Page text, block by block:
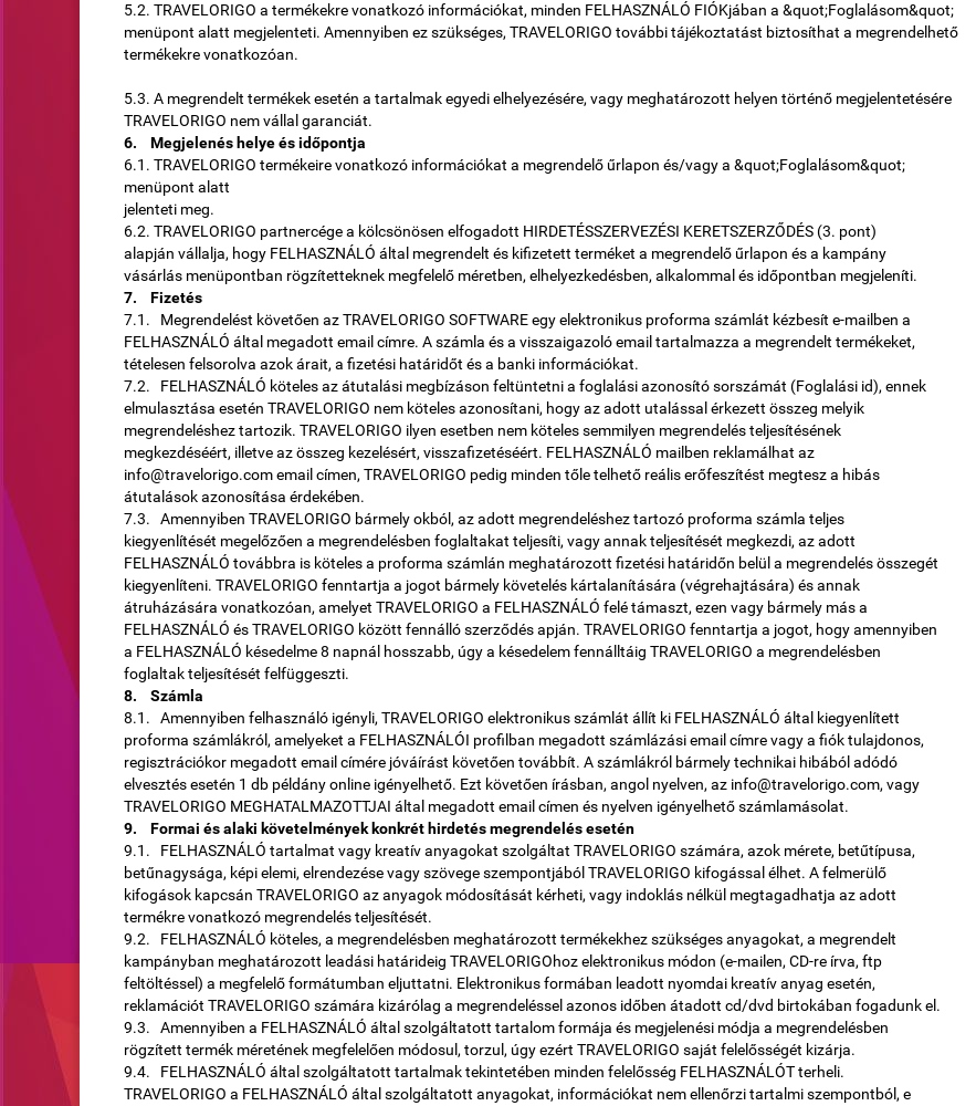
5.2. TRAVELORIGO a termékekre vonatkozó információkat, minden FELHASZNÁLÓ FIÓKjában a &quot;Foglalásom&quot;
menüpont alatt megjelenteti. Amennyiben ez szükséges, TRAVELORIGO további tájékoztatást biztosíthat a megrendelhető
termékekre vonatkozóan.
5.3. A megrendelt termékek esetén a tartalmak egyedi elhelyezésére, vagy meghatározott helyen történő megjelentetésére
TRAVELORIGO nem vállal garanciát.
6. Megjelenés helye és időpontja
6.1. TRAVELORIGO termékeire vonatkozó információkat a megrendelő űrlapon és/vagy a &quot;Foglalásom&quot;
menüpont alatt
jelenteti meg.
6.2. TRAVELORIGO partnercége a kölcsönösen elfogadott HIRDETÉSSZERVEZÉSI KERETSZERZŐDÉS (3. pont)
alapján vállalja, hogy FELHASZNÁLÓ által megrendelt és kifizetett terméket a megrendelő űrlapon és a kampány
vásárlás menüpontban rögzítetteknek megfelelő méretben, elhelyezkedésben, alkalommal és időpontban megjeleníti.
7. Fizetés
7.1. Megrendelést követően az TRAVELORIGO SOFTWARE egy elektronikus proforma számlát kézbesít e-mailben a
FELHASZNÁLÓ által megadott email címre. A számla és a visszaigazoló email tartalmazza a megrendelt termékeket,
tételesen felsorolva azok árait, a fizetési határidőt és a banki információkat.
7.2. FELHASZNÁLÓ köteles az átutalási megbízáson feltüntetni a foglalási azonosító sorszámát (Foglalási id), ennek
elmulasztása esetén TRAVELORIGO nem köteles azonosítani, hogy az adott utalással érkezett összeg melyik
megrendeléshez tartozik. TRAVELORIGO ilyen esetben nem köteles semmilyen megrendelés teljesítésének
megkezdéséért, illetve az összeg kezelésért, visszafizetéséért. FELHASZNÁLÓ mailben reklamálhat az
info@travelorigo.com email címen, TRAVELORIGO pedig minden tőle telhető reális erőfeszítést megtesz a hibás
átutalások azonosítása érdekében.
7.3. Amennyiben TRAVELORIGO bármely okból, az adott megrendeléshez tartozó proforma számla teljes
kiegyenlítését megelőzően a megrendelésben foglaltakat teljesíti, vagy annak teljesítését megkezdi, az adott
FELHASZNÁLÓ továbbra is köteles a proforma számlán meghatározott fizetési határidőn belül a megrendelés összegét
kiegyenlíteni. TRAVELORIGO fenntartja a jogot bármely követelés kártalanítására (végrehajtására) és annak
átruházására vonatkozóan, amelyet TRAVELORIGO a FELHASZNÁLÓ felé támaszt, ezen vagy bármely más a
FELHASZNÁLÓ és TRAVELORIGO között fennálló szerződés apján. TRAVELORIGO fenntartja a jogot, hogy amennyiben
a FELHASZNÁLÓ késedelme 8 napnál hosszabb, úgy a késedelem fennálltáig TRAVELORIGO a megrendelésben
foglaltak teljesítését felfüggeszti.
8. Számla
8.1. Amennyiben felhasználó igényli, TRAVELORIGO elektronikus számlát állít ki FELHASZNÁLÓ által kiegyenlített
proforma számlákról, amelyeket a FELHASZNÁLÓI profilban megadott számlázási email címre vagy a fiók tulajdonos,
regisztrációkor megadott email címére jóváírást követően továbbít. A számlákról bármely technikai hibából adódó
elvesztés esetén 1 db példány online igényelhető. Ezt követően írásban, angol nyelven, az info@travelorigo.com, vagy
TRAVELORIGO MEGHATALMAZOTTJAI által megadott email címen és nyelven igényelhető számlamásolat.
9. Formai és alaki követelmények konkrét hirdetés megrendelés esetén
9.1. FELHASZNÁLÓ tartalmat vagy kreatív anyagokat szolgáltat TRAVELORIGO számára, azok mérete, betűtípusa,
betűnagysága, képi elemi, elrendezése vagy szövege szempontjából TRAVELORIGO kifogással élhet. A felmerülő
kifogások kapcsán TRAVELORIGO az anyagok módosítását kérheti, vagy indoklás nélkül megtagadhatja az adott
termékre vonatkozó megrendelés teljesítését.
9.2. FELHASZNÁLÓ köteles, a megrendelésben meghatározott termékekhez szükséges anyagokat, a megrendelt
kampányban meghatározott leadási határideig TRAVELORIGOhoz elektronikus módon (e-mailen, CD-re írva, ftp
feltöltéssel) a megfelelő formátumban eljuttatni. Elektronikus formában leadott nyomdai kreatív anyag esetén,
reklamációt TRAVELORIGO számára kizárólag a megrendeléssel azonos időben átadott cd/dvd birtokában fogadunk el.
9.3. Amennyiben a FELHASZNÁLÓ által szolgáltatott tartalom formája és megjelenési módja a megrendelésben
rögzített termék méretének megfelelően módosul, torzul, úgy ezért TRAVELORIGO saját felelősségét kizárja.
9.4. FELHASZNÁLÓ által szolgáltatott tartalmak tekintetében minden felelősség FELHASZNÁLÓT terheli.
TRAVELORIGO a FELHASZNÁLÓ által szolgáltatott anyagokat, információkat nem ellenőrzi tartalmi szempontból, e